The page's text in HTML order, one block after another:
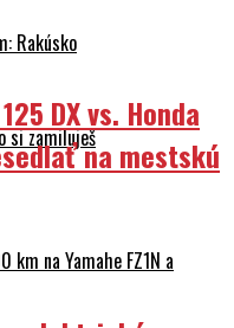
Rakúsko
si zamiluješ
na Yamahe FZ1N a
DX vs. Honda
na mestskú